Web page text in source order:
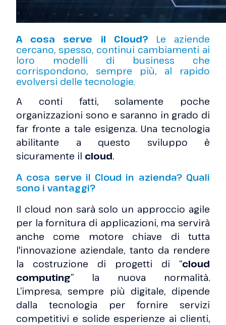
A cosa serve il Cloud?Le aziende
cercano, spesso, continui cambiamenti ai
loro modelli di business che
corrispondono, sempre più, al rapido
evolversi delle tecnologie.
A conti fatti, solamente poche
organizzazioni sono e saranno in grado di
far fronte a tale esigenza. Una tecnologia
abilitante a questo sviluppo è
sicuramente il cloud.
A cosa serve il Cloud in azienda? Quali
sono i vantaggi?
Il cloud non sarà solo un approccio agile
per la fornitura di applicazioni, ma servirà
anche come motore chiave di tutta
l'innovazione aziendale, tanto da rendere
la costruzione di progetti di “cloud
computing” la nuova normalità.
L’impresa, sempre più digitale, dipende
dalla tecnologia per fornire servizi
competitivi e solide esperienze ai clienti,